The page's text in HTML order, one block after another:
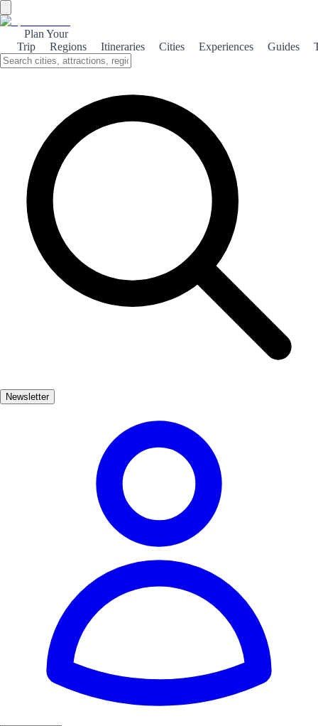
Plan Your
Trip
Regions Itineraries Cities Experiences Guides
Newsletter
Explore the vibrant culinary scene of Madrid, where traditional
flavors meet modern innovation in a delightful gastronomic journey.
About the theme
Madrid is a culinary paradise, offering a rich tapestry of flavors that
reflect its diverse culture. From bustling tapas bars to Michelin-
starred restaurants, the city caters to every palate. Don't miss the
chance to savor traditional dishes like cocido madrileño and churros
with chocolate. As you wander through the streets of Madrid, you'll
discover local markets such as Mercado de San Miguel, where you
can sample artisanal cheeses, cured meats, and fresh seafood. Each
bite tells a story of the region's history and culinary heritage, making
it a must-visit for food enthusiasts. In addition to traditional fare,
are redefining Spanish cuisine, incorporating international influences
contemporary eatery, Madrid promises a memorable culinary
Muy Popular 3-7 días Fácil
Apto
Exterior
La mejor época del año para disfrutar de la gastronomía madrileña
es durante la primavera y el verano, cuando los mercados y terrazas
están llenos de vida. Además, muchos festivales gastronómicos se
celebran en estos meses, ofreciendo una experiencia única.
Where to experience it